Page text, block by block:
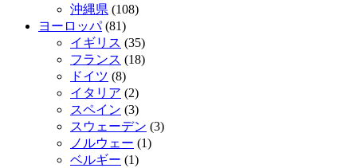
沖縄県 (108)
ヨーロッパ(81)
イギリス (35)
フランス (18)
ドイツ (8)
イタリア (2)
スペイン (3)
スウェーデン (3)
ノルウェー (1)
ベルギー (1)